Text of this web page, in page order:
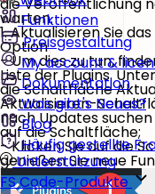
Funktionen
Preisgestaltung
My account &
Dokumentation
Was gibt's Neues?
Blog
Häufig gestellte
Unterstützung
FS Code-Produkte
warten.
1. Aktualisieren Sie
Option
- Um dies zu tun,
Liste der Plugins.
die Schaltfläche
Aktualisieren-
nach Updates suchen
auf die Schaltfläche;
- Klicken Sie auf die
genießen Sie neue